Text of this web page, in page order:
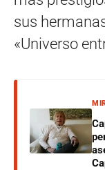
sus
«Universo